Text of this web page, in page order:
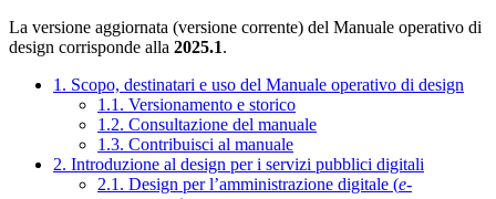
La versione aggiornata (versione corrente) del Manuale operativo di
design corrisponde alla 2025.1.
1. Scopo, destinatari e uso del Manuale operativo di design
1.1. Versionamento e storico
1.2. Consultazione del manuale
1.3. Contribuisci al manuale
2. Introduzione al design per i servizi pubblici digitali
2.1. Design per l’amministrazione digitale (e-